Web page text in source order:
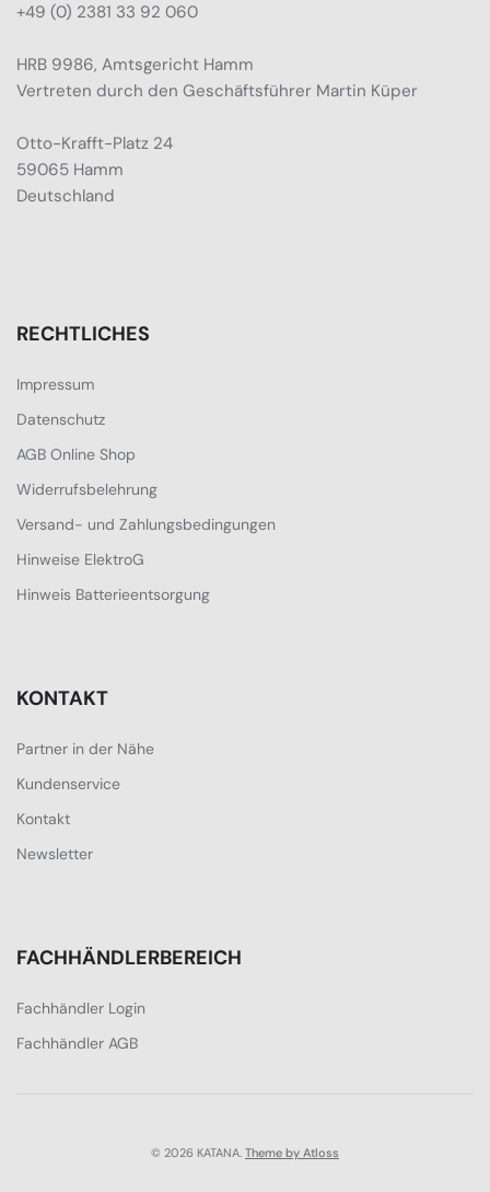
+49 (0) 2381 33 92 060
HRB 9986, Amtsgericht Hamm
Vertreten durch den Geschäftsführer Martin Küper
Otto-Krafft-Platz 24
59065 Hamm
Deutschland
RECHTLICHES
Impressum
Datenschutz
AGB Online Shop
Widerrufsbelehrung
Versand- und Zahlungsbedingungen
Hinweise ElektroG
Hinweis Batterieentsorgung
KONTAKT
Partner in der Nähe
Kundenservice
Kontakt
Newsletter
FACHHÄNDLERBEREICH
Fachhändler Login
Fachhändler AGB
© 2026 KATANA. Theme by Atloss